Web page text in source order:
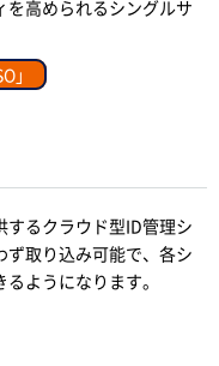
を高められるシングルサ
」
るクラウド型ID管理シ
ず取り込み可能で、各シ
ようになります。